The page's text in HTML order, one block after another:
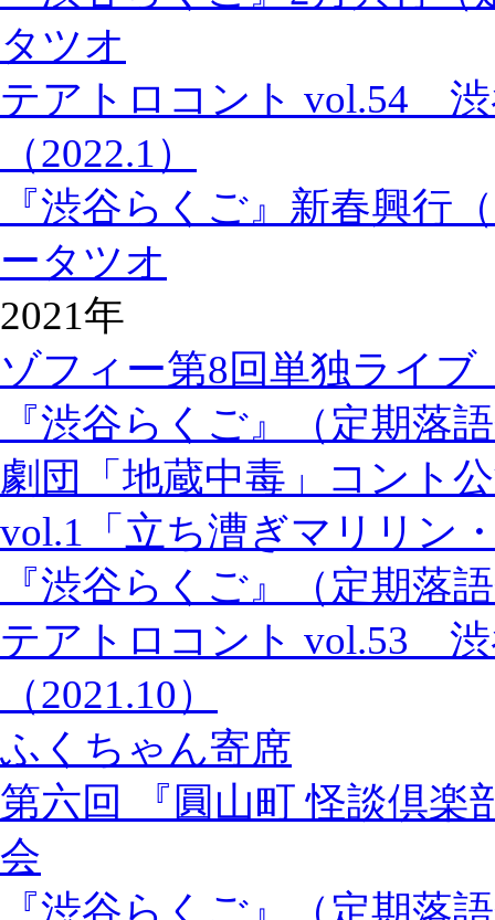
タツオ
テアトロコント vol.54
（2022.1）
『渋谷らくご』新春興行
ータツオ
2021年
ゾフィー第8回単独ライ
『渋谷らくご』（定期落
劇団「地蔵中毒」コント
vol.1「立ち漕ぎマリリン
『渋谷らくご』（定期落
テアトロコント vol.53
（2021.10）
ふくちゃん寄席
第六回 『圓山町 怪談倶楽
会
『渋谷らくご』（定期落